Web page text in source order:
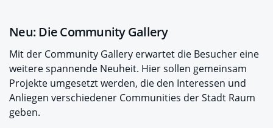
Neu: Die Community Gallery
Mit der Community Gallery erwartet die Besucher eine
weitere spannende Neuheit. Hier sollen gemeinsam
Projekte umgesetzt werden, die den Interessen und
Anliegen verschiedener Communities der Stadt Raum
geben.